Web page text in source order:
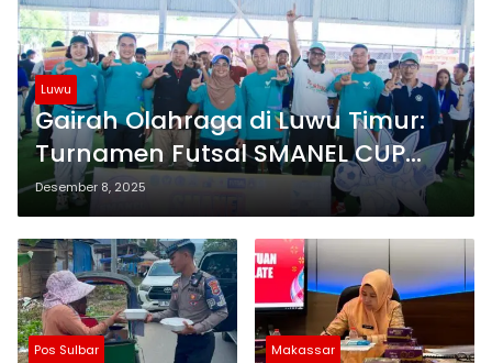
Luwu
Gairah Olahraga di Luwu Timur:
Turnamen Futsal SMANEL CUP
2025 Resmi Dibuka
Desember 8, 2025
Pos Sulbar Makassar